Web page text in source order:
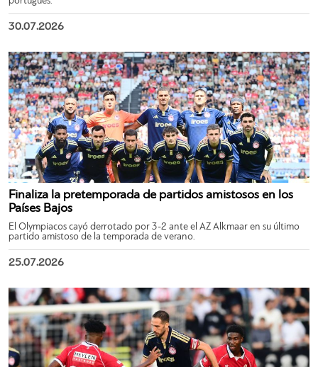
30.07.2026
Finaliza la pretemporada de partidos amistosos en los
Países Bajos
El Olympiacos cayó derrotado por 3-2 ante el AZ Alkmaar en su último
partido amistoso de la temporada de verano.
25.07.2026